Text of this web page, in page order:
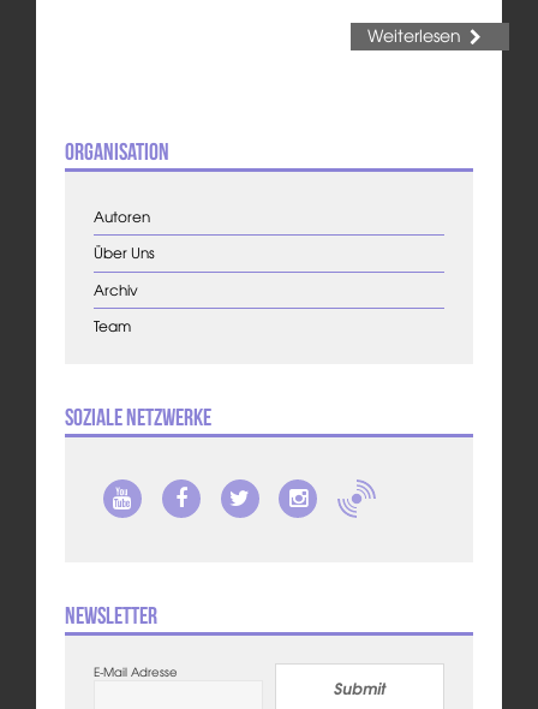
Weiterlesen
Organisation
Autoren
Über Uns
Archiv
Team
Soziale Netzwerke
Newsletter
E-Mail Adresse
Submit